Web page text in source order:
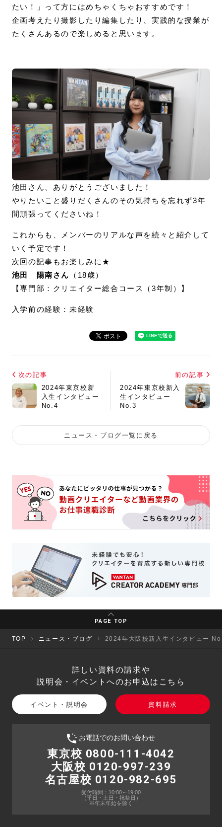
たい！」って方にはめちゃくちゃおすすめです！
企画考えたり撮影したり編集したり、実践的な授業が
たくさんあるので楽しめると思います。
池田さん、ありがとうございました！
やりたいこと盛りだくさんのその気持ちを忘れず3年
間頑張ってくださいね！
これからも、メンバーのリアルな声を続々と紹介して
いく予定です！
次回の記事もお楽しみに★
池田 陽南さん
（18歳）
【専門部：クリエイター総合コース（3年制）】
入学前の経験：未経験
次の記事
2024年東京校新
入生インタビュー
No.4
前の記事
2024年東京校新入
生インタビュー
No.3
ニュース・ブログ一覧に戻る
PAGE TOP
TOP ニュース・ブログ 2024年大阪校新入生インタビュー
詳しい資料の請求や
説明会・イベントへのお申込はこちら
イベント・説明会 資料請求
お電話でのお問い合わせ
東京校 0800-111-4042
大阪校 0120-997-239
名古屋校 0120-982-695
受付時間：10:00～19:00
（平日・土日・祝祭日）
※年末年始を除く